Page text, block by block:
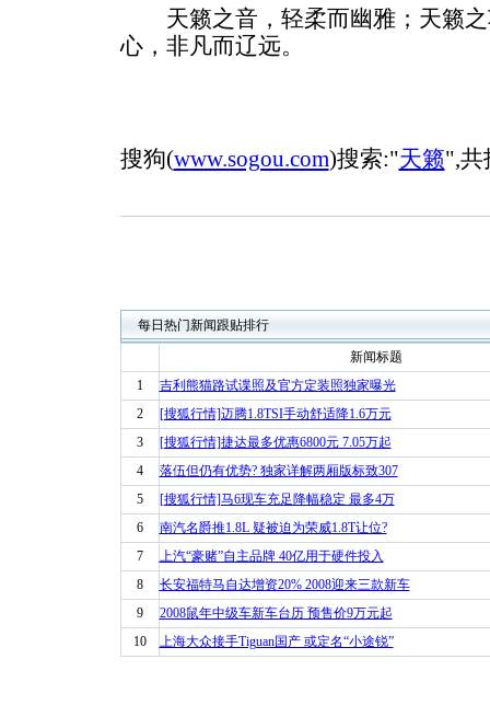
天籁之音，轻柔而幽雅；天籁之
心，非凡而辽远。
搜狗(www.sogou.com)搜索:"天籁",共
每日热门新闻跟贴排行
新闻标题
1
吉利熊猫路试谍照及官方定装照独家曝光
2
[搜狐行情]迈腾1.8TSI手动舒适降1.6万元
3
[搜狐行情]捷达最多优惠6800元 7.05万起
4
落伍但仍有优势? 独家详解两厢版标致307
5
[搜狐行情]马6现车充足降幅稳定 最多4万
6
南汽名爵推1.8L 疑被迫为荣威1.8T让位?
7
上汽“豪赌”自主品牌 40亿用于硬件投入
8
长安福特马自达增资20% 2008迎来三款新车
9
2008鼠年中级车新车台历 预售价9万元起
10
上海大众接手Tiguan国产 或定名“小途锐”